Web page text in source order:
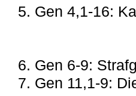
5. Gen 4,1-16:
6. Gen 6-9:
7. Gen 11,1-9: